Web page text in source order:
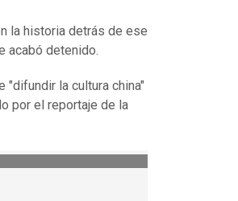
la historia detrás de ese
acabó detenido.
la cultura china"
por el reportaje de la